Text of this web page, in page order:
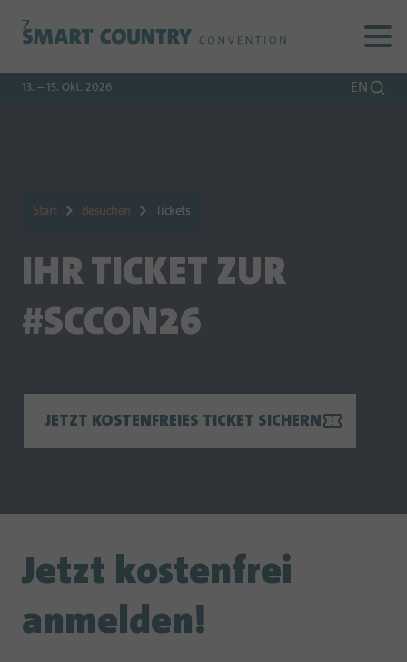
Zur
Zur
Zum
13. – 15. Okt. 2026 EN
Start Besuchen Tickets
IHR TICKET ZUR
#SCCON26
JETZT KOSTENFREIES TICKET SICHERN
Jetzt kostenfrei
anmelden!